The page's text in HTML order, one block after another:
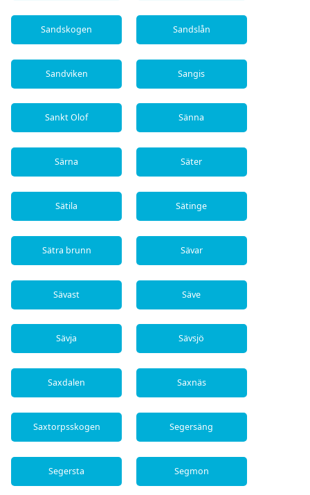
Sandskogen Sandslån
Sandviken Sangis
Sankt Olof Sänna
Särna Säter
Sätila Sätinge
Sätra brunn Sävar
Sävast Säve
Sävja Sävsjö
Saxdalen Saxnäs
Saxtorpsskogen Segersäng
Segersta Segmon